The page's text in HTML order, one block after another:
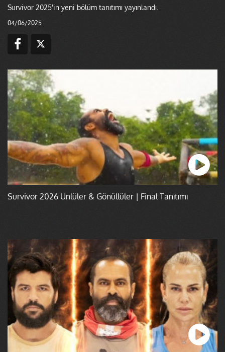
Survivor 2025'in yeni bölüm tanıtımı yayınlandı.
04/06/2025
Survivor 2026 Ünlüler & Gönüllüler | Final Tanıtımı